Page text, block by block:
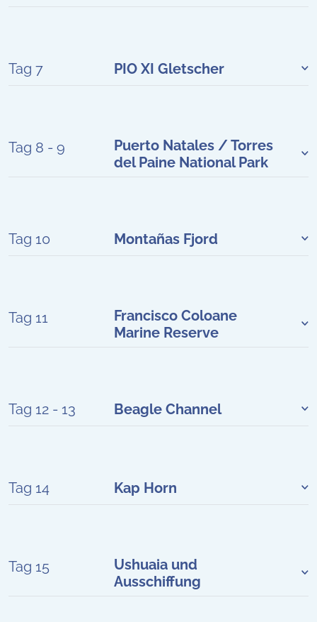
Tag 7 PIO XI Gletscher
Tag 8 - 9
Puerto Natales / Torres
del Paine National Park
Tag 10 Montañas Fjord
Tag 11
Francisco Coloane
Marine Reserve
Tag 12 - 13 Beagle Channel
Tag 14 Kap Horn
Tag 15
Ushuaia und
Ausschiffung